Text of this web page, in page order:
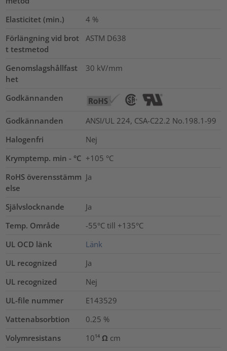
Elasticitet (min.)
4 %
Förlängning vid brot
t testmetod
ASTM D638
Genomslagshållfast
het
30 kV/mm
Godkännanden
Godkännanden
ANSI/UL 224, CSA-C22.2 No.198.1-99
Halogenfri
Nej
Krymptemp. min - °C +105 °C
RoHS överensstämm
else
Ja
Självslocknande
Ja
Temp. Område
-55°C till +135°C
UL OCD länk
Länk
UL recognized
Ja
UL recognized
Nej
UL-file nummer
E143529
Vattenabsorbtion
0.25 %
Volymresistans
10¹⁴ Ω cm